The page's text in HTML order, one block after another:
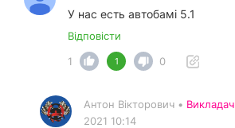
У нас есть автобамі 5.1
Відповісти
1
1 0
Антон Вікторович • Викладач
2021 10:14